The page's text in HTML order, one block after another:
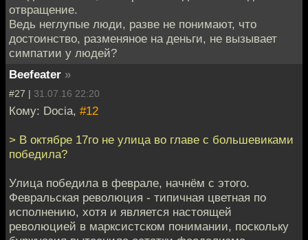
отвращение.
Ведь неглупые люди, разве не понимают, что
достоинство, разменяное на деньги, не вызывает
симпатии у людей?
Beefeater »
#27 | 31.07.16 22:20
Кому: Docia, #12
> В октябре 17го не улица во главе с большевиками
победила?
Улица победила в феврале, начнём с этого.
Февральская революция - типичная цветная по
исполнению, хотя и является настоящей
революцией в марксистском понимании, поскольку